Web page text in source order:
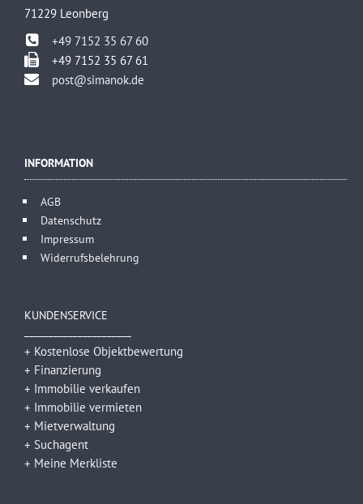
71229 Leonberg
+49 7152 35 67 60
+49 7152 35 67 61
post@simanok.de
INFORMATION
AGB
Datenschutz
Impressum
Widerrufsbelehrung
KUNDENSERVICE
+ Kostenlose Objektbewertung
+ Finanzierung
+ Immobilie verkaufen
+ Immobilie vermieten
+ Mietverwaltung
+ Suchagent
+ Meine Merkliste